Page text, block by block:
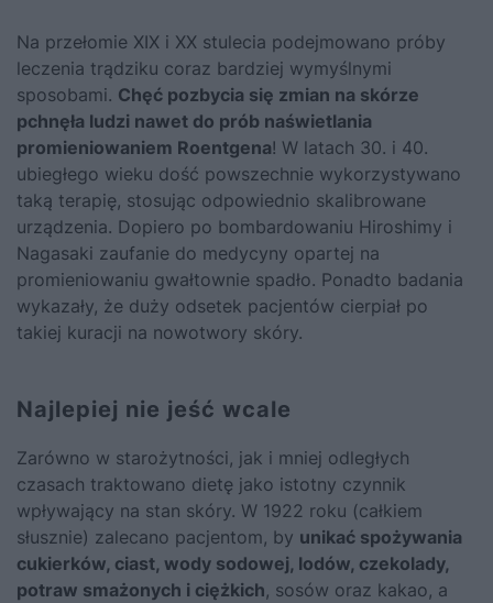
Na przełomie XIX i XX stulecia podejmowano próby
leczenia trądziku coraz bardziej wymyślnymi
sposobami. Chęć pozbycia się zmian na skórze
pchnęła ludzi nawet do prób naświetlania
promieniowaniem Roentgena! W latach 30. i 40.
ubiegłego wieku dość powszechnie wykorzystywano
taką terapię, stosując odpowiednio skalibrowane
urządzenia. Dopiero po bombardowaniu Hiroshimy i
Nagasaki zaufanie do medycyny opartej na
promieniowaniu gwałtownie spadło. Ponadto badania
wykazały, że duży odsetek pacjentów cierpiał po
takiej kuracji na nowotwory skóry.
Najlepiej nie jeść wcale
Zarówno w starożytności, jak i mniej odległych
czasach traktowano dietę jako istotny czynnik
wpływający na stan skóry. W 1922 roku (całkiem
słusznie) zalecano pacjentom, by unikać spożywania
cukierków, ciast, wody sodowej, lodów, czekolady,
potraw smażonych i ciężkich, sosów oraz kakao, a